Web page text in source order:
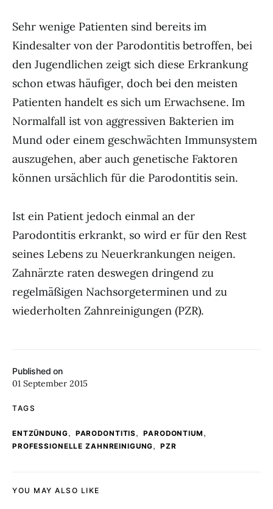
Published on
01 September 2015
TAGS
ENTZÜNDUNG, PARODONTITIS , PARODONTIUM ,
PROFESSIONELLE ZAHNREINIGUNG, PZR
Sehr wenige Patienten sind bereits im
Kindesalter von der Parodontitis betroffen, bei
den Jugendlichen zeigt sich diese Erkrankung
schon etwas häufiger, doch bei den meisten
Patienten handelt es sich um Erwachsene. Im
Normalfall ist von aggressiven Bakterien im
Mund oder einem geschwächten Immunsystem
auszugehen, aber auch genetische Faktoren
können ursächlich für die Parodontitis sein.
Ist ein Patient jedoch einmal an der
Parodontitis erkrankt, so wird er für den Rest
seines Lebens zu Neuerkrankungen neigen.
Zahnärzte raten deswegen dringend zu
regelmäßigen Nachsorgeterminen und zu
wiederholten Zahnreinigungen (PZR).
YOU MAY ALSO LIKE